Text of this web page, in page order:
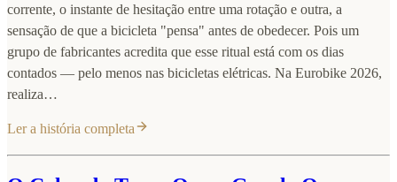
corrente, o instante de hesitação entre uma rotação e outra, a
sensação de que a bicicleta "pensa" antes de obedecer. Pois um
grupo de fabricantes acredita que esse ritual está com os dias
contados — pelo menos nas bicicletas elétricas. Na Eurobike 2026,
realiza…
Ler a história completa